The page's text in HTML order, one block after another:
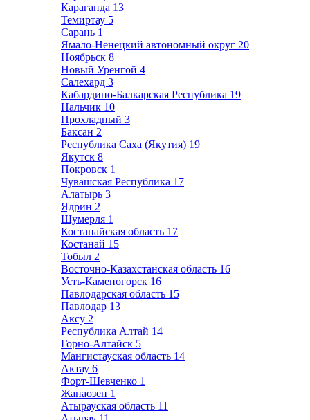
Караганда 13
Темиртау 5
Сарань 1
Ямало-Ненецкий автономный округ 20
Ноябрьск 8
Новый Уренгой 4
Салехард 3
Кабардино-Балкарская Республика 19
Нальчик 10
Прохладный 3
Баксан 2
Республика Саха (Якутия) 19
Якутск 8
Покровск 1
Чувашская Республика 17
Алатырь 3
Ядрин 2
Шумерля 1
Костанайская область 17
Костанай 15
Тобыл 2
Восточно-Казахстанская область 16
Усть-Каменогорск 16
Павлодарская область 15
Павлодар 13
Аксу 2
Республика Алтай 14
Горно-Алтайск 5
Мангистауская область 14
Актау 6
Форт-Шевченко 1
Жанаозен 1
Атырауская область 11